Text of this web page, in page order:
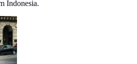
Indonesia.